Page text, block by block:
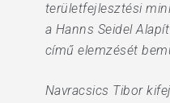
területfejlesztési
a Hanns Seidel
című elemzését
Navracsics Tibor